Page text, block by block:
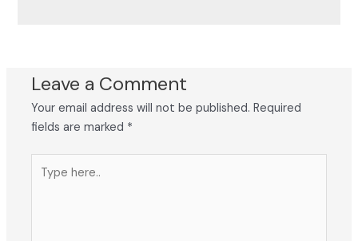
Leave a Comment
Your email address will not be published. Required
fields are marked *
here..